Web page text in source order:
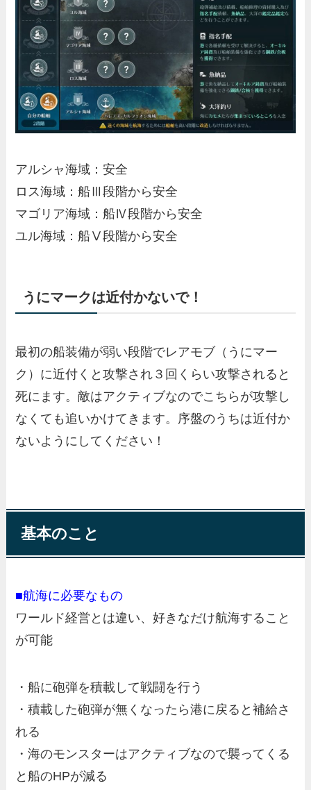
アルシャ海域：安全
ロス海域：船Ⅲ段階から安全
マゴリア海域：船Ⅳ段階から安全
ユル海域：船Ⅴ段階から安全
うにマークは近付かないで！
最初の船装備が弱い段階でレアモブ（うにマー
ク）に近付くと攻撃され３回くらい攻撃されると
死にます。敵はアクティブなのでこちらが攻撃し
なくても追いかけてきます。序盤のうちは近付か
ないようにしてください！
基本のこと
■航海に必要なもの
ワールド経営とは違い、好きなだけ航海すること
が可能
・船に砲弾を積載して戦闘を行う
・積載した砲弾が無くなったら港に戻ると補給さ
れる
・海のモンスターはアクティブなので襲ってくる
と船のHPが減る